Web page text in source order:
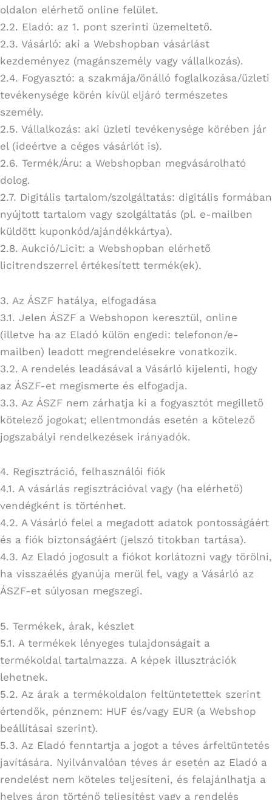
oldalon elérhető online felület.
2.2. Eladó: az 1. pont szerinti üzemeltető.
2.3. Vásárló: aki a Webshopban vásárlást
kezdeményez (magánszemély vagy vállalkozás).
2.4. Fogyasztó: a szakmája/önálló foglalkozása/üzleti
tevékenysége körén kívül eljáró természetes
személy.
2.5. Vállalkozás: aki üzleti tevékenysége körében jár
el (ideértve a céges vásárlót is).
2.6. Termék/Áru: a Webshopban megvásárolható
dolog.
2.7. Digitális tartalom/szolgáltatás: digitális formában
nyújtott tartalom vagy szolgáltatás (pl. e-mailben
küldött kuponkód/ajándékkártya).
2.8. Aukció/Licit: a Webshopban elérhető
licitrendszerrel értékesített termék(ek).
3. Az ÁSZF hatálya, elfogadása
3.1. Jelen ÁSZF a Webshopon keresztül, online
(illetve ha az Eladó külön engedi: telefonon/e-
mailben) leadott megrendelésekre vonatkozik.
3.2. A rendelés leadásával a Vásárló kijelenti, hogy
az ÁSZF-et megismerte és elfogadja.
3.3. Az ÁSZF nem zárhatja ki a fogyasztót megillető
kötelező jogokat; ellentmondás esetén a kötelező
jogszabályi rendelkezések irányadók.
4. Regisztráció, felhasználói fiók
4.1. A vásárlás regisztrációval vagy (ha elérhető)
vendégként is történhet.
4.2. A Vásárló felel a megadott adatok pontosságáért
és a fiók biztonságáért (jelszó titokban tartása).
4.3. Az Eladó jogosult a fiókot korlátozni vagy törölni,
ha visszaélés gyanúja merül fel, vagy a Vásárló az
ÁSZF-et súlyosan megszegi.
5. Termékek, árak, készlet
5.1. A termékek lényeges tulajdonságait a
termékoldal tartalmazza. A képek illusztrációk
lehetnek.
5.2. Az árak a termékoldalon feltüntetettek szerint
értendők, pénznem: HUF és/vagy EUR (a Webshop
beállításai szerint).
5.3. Az Eladó fenntartja a jogot a téves árfeltüntetés
javítására. Nyilvánvalóan téves ár esetén az Eladó a
rendelést nem köteles teljesíteni, és felajánlhatja a
helyes áron történő teljesítést vagy a rendelés